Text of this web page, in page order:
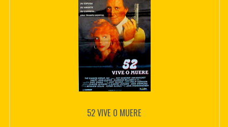
52 VIVE O MUERE